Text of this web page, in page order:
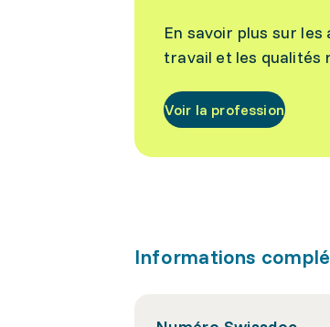
En savoir plus sur
travail et les qualités
Voir la profession
Informations